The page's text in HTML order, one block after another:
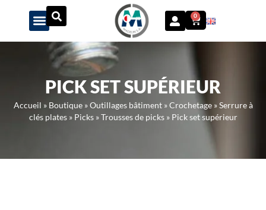
Panneau de gestion des cookies
0
PICK SET SUPÉRIEUR
Accueil » Boutique»Outillages bâtiment»Crochetage»Serrure à
clés plates» Picks»Trousses de picks» Pick set supérieur